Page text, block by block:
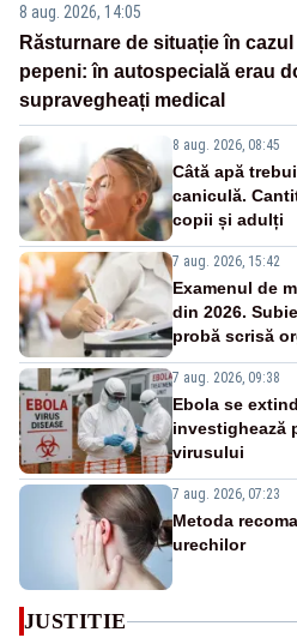
8 aug. 2026, 14:05
Răsturnare de situație în
pepeni: în autospecială erau
supravegheați medical
8 aug. 2026, 08:45
Câtă apă
caniculă.
copii și adulți
7 aug. 2026, 15:42
Examenul de
din 2026.
probă scrisă
7 aug. 2026, 09:38
Ebola se
investighează
virusului
7 aug. 2026, 07:23
Metoda
urechilor
JUSTITIE